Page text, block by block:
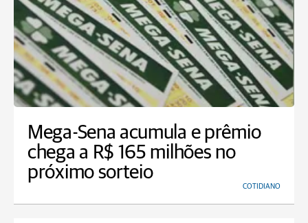
Mega-Sena acumula e prêmio
chega a R$ 165 milhões no
próximo sorteio
COTIDIANO